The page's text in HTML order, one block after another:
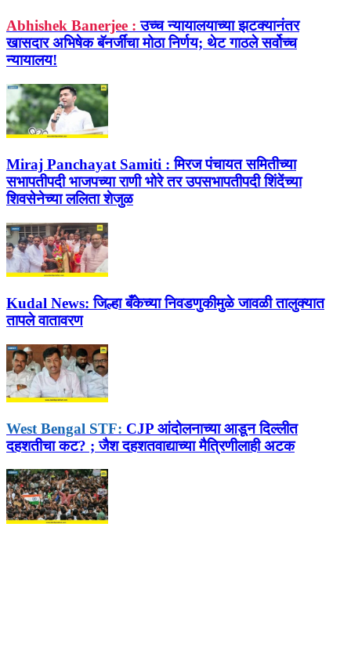
Abhishek Banerjee : उच्च न्यायालयाच्या झटक्यानंतर
खासदार अभिषेक बॅनर्जींचा मोठा निर्णय; थेट गाठले सर्वोच्च
न्यायालय!
Miraj Panchayat Samiti : मिरज पंचायत समितीच्या
सभापतीपदी भाजपच्या राणी भोरे तर उपसभापतीपदी शिंदेंच्या
शिवसेनेच्या ललिता शेजुळ
Kudal News: जिल्हा बँकेच्या निवडणुकीमुळे जावळी तालुक्यात
तापले वातावरण
West Bengal STF: CJP आंदोलनाच्या आडून दिल्लीत
दहशतीचा कट? ; जैश दहशतवाद्याच्या मैत्रिणीलाही अटक